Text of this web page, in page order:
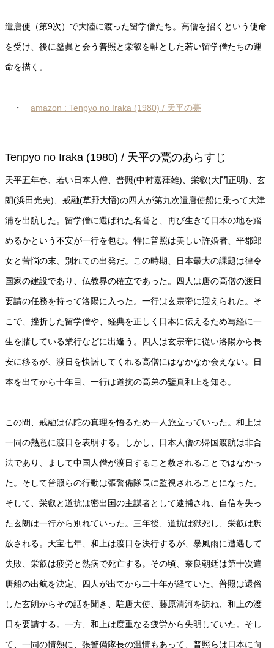
遣唐使（第9次）で大陸に渡った留学僧たち。高僧を招くという使命
を受け、後に鑒眞と会う普照と栄叡を軸とした若い留学僧たちの運
命を描く。
・ amazon : Tenpyo no Iraka (1980) / 天平の甍
Tenpyo no Iraka (1980) / 天平の甍のあらすじ
天平五年春、若い日本人僧、普照(中村嘉葎雄)、栄叡(大門正明)、玄
朗(浜田光夫)、戒融(草野大悟)の四人が第九次遣唐使船に乗って大津
浦を出航した。留学僧に選ばれた名誉と、再び生きて日本の地を踏
めるかという不安が一行を包む。特に普照は美しい許婚者、平郡郎
女と苦悩の末、別れての出発だ。この時期、日本最大の課題は律令
国家の建設であり、仏教界の確立であった。四人は唐の高僧の渡日
要請の任務を持って洛陽に入った。一行は玄宗帝に迎えられた。そ
こで、挫折した留学僧や、経典を正しく日本に伝えるため写経に一
生を賭している業行などに出逢う。四人は玄宗帝に従い洛陽から長
安に移るが、渡日を快諾してくれる高僧にはなかなか会えない。日
本を出てから十年目、一行は道抗の高弟の鑒真和上を知る。
この間、戒融は仏陀の真理を悟るため一人旅立っていった。和上は
一同の熱意に渡日を表明する。しかし、日本人僧の帰国渡航は非合
法であり、まして中国人僧が渡日すること赦されることではなかっ
た。そして普照らの行動は張警備隊長に監視されることになった。
そして、栄叡と道抗は密出国の主謀者として逮捕され、自信を失っ
た玄朗は一行から別れていった。三年後、道抗は獄死し、栄叡は釈
放される。天宝七年、和上は渡日を決行するが、暴風雨に遭遇して
失敗、栄叡は疲労と熱病で死亡する。その頃、奈良朝廷は第十次遣
唐船の出航を決定、四人が出てから二十年が経ていた。普照は還俗
した玄朗からその話を聞き、駐唐大使、藤原清河を訪ね、和上の渡
日を要請する。一方、和上は度重なる疲労から失明していた。そし
て、一同の情熱に、張警備隊長の温情もあって、普照らは日本に向